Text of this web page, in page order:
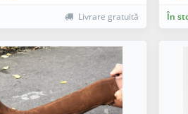
Livrare gratuită În